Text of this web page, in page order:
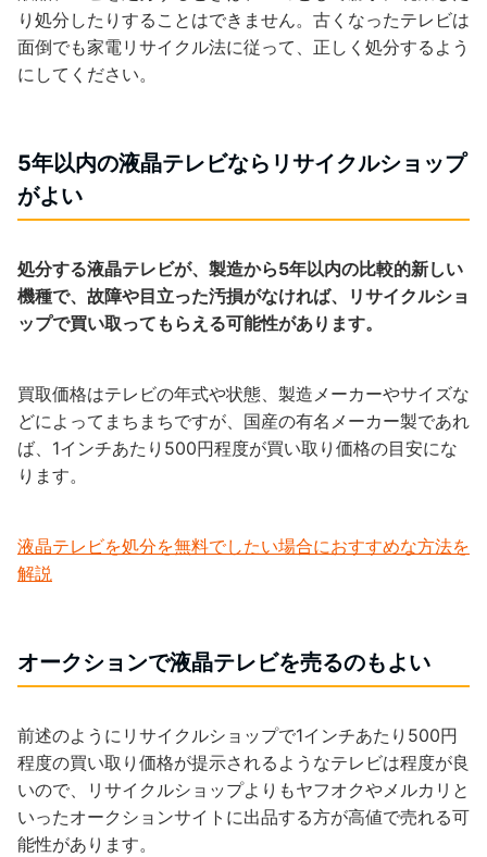
り処分したりすることはできません。古くなったテレビは
面倒でも家電リサイクル法に従って、正しく処分するよう
にしてください。
5年以内の液晶テレビならリサイクルショップ
がよい
処分する液晶テレビが、製造から5年以内の比較的新しい
機種で、故障や目立った汚損がなければ、リサイクルショ
ップで買い取ってもらえる可能性があります。
買取価格はテレビの年式や状態、製造メーカーやサイズな
どによってまちまちですが、国産の有名メーカー製であれ
ば、1インチあたり500円程度が買い取り価格の目安にな
ります。
液晶テレビを処分を無料でしたい場合におすすめな方法を
解説
オークションで液晶テレビを売るのもよい
前述のようにリサイクルショップで1インチあたり500円
程度の買い取り価格が提示されるようなテレビは程度が良
いので、リサイクルショップよりもヤフオクやメルカリと
いったオークションサイトに出品する方が高値で売れる可
能性があります。